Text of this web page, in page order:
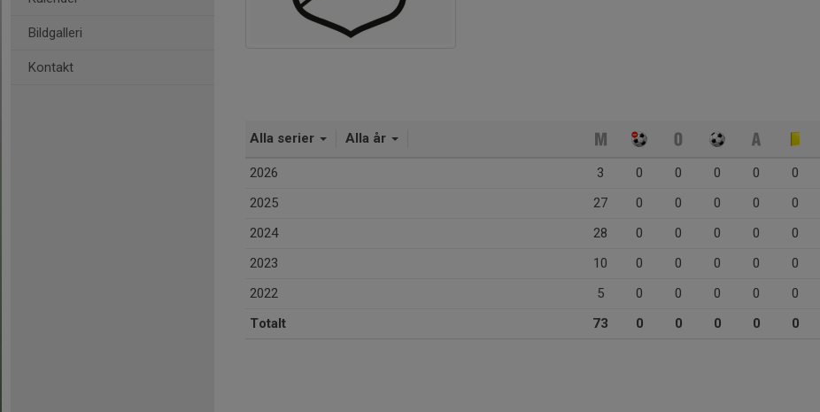
Bildgalleri
Kontakt
Alla serier Alla år
2026 3 0 0 0 0 0
2025
27 0 0 0 0 0
2024
28 0 0 0 0 0
2023
10 0 0 0 0 0
2022
5 0 0 0 0 0
Totalt
73 0 0 0 0 0